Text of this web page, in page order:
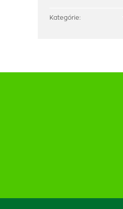
Kategórie: